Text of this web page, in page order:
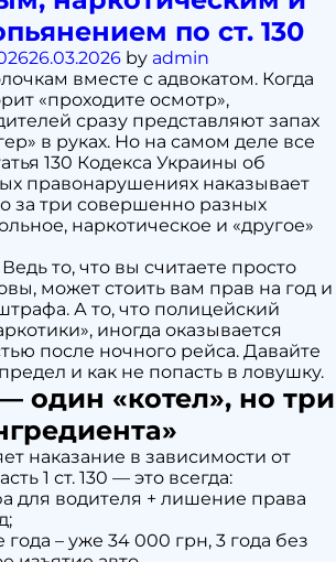
остановить
по
подозрению
в
опьянении
—
законные
основания
по ст. 130
26.03.2026 by admin
вместе с адвокатом. Когда
«проходите осмотр»,
сразу представляют запах
в руках. Но на самом деле все
130 Кодекса Украины об
правонарушениях наказывает
за три совершенно разных
наркотическое и «другое»
то, что вы считаете просто
может стоить вам прав на год и
А то, что полицейский
иногда оказывается
после ночного рейса. Давайте
и как не попасть в ловушку.
— один «котел», но три
наказание в зависимости от
1 ст. 130 — это всегда:
для водителя + лишение права
– уже 34 000 грн, 3 года без